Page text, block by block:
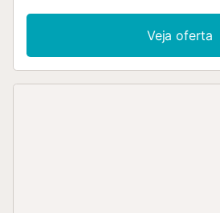
Veja oferta